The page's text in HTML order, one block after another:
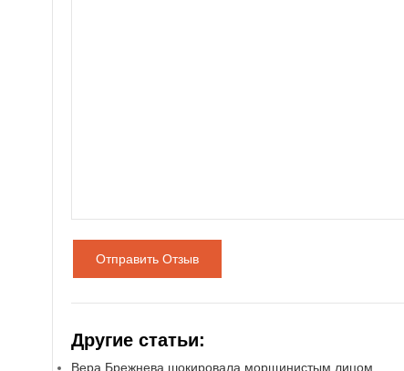
Отправить Отзыв
Другие статьи:
Вера Брежнева шокировала морщинистым лицом